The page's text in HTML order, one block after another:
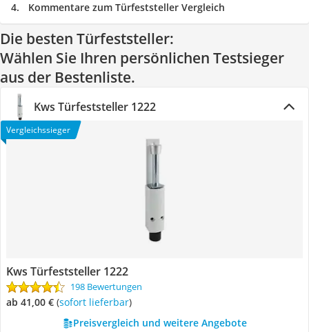
Kommentare zum Türfeststeller Vergleich
Die besten Türfeststeller:
Wählen Sie Ihren persönlichen Testsieger
aus der Bestenliste.
Kws Türfeststeller 1222
Vergleichssieger
Kws Türfeststeller 1222
198 Bewertungen
ab 41,00 € ( Sofort lieferbar)
Preisvergleich und weitere Angebote